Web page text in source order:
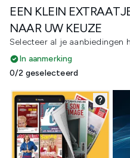
EEN KLEIN
NAAR UW KEUZE
Selecteer al je aanbiedingen
In aanmerking
0/2 geselecteerd